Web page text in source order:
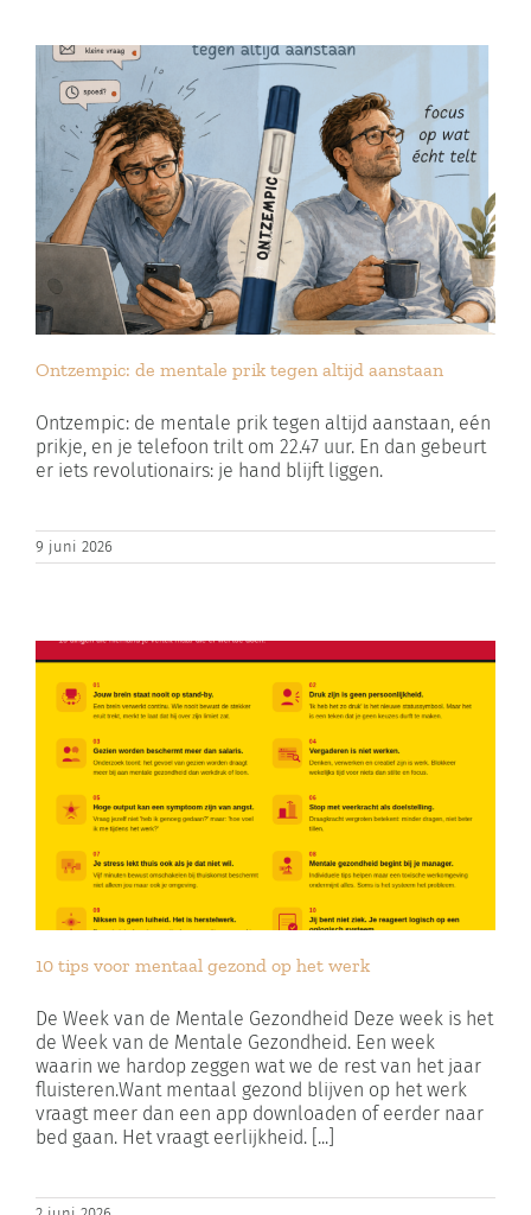
Ontzempic: de mentale prik tegen altijd aanstaan
Ontzempic: de mentale prik tegen altijd aanstaan, eén
prikje, en je telefoon trilt om 22.47 uur. En dan gebeurt
er iets revolutionairs: je hand blijft liggen.
9 juni 2026
10 tips voor mentaal gezond op het werk
De Week van de Mentale Gezondheid Deze week is het
de Week van de Mentale Gezondheid. Een week
waarin we hardop zeggen wat we de rest van het jaar
fluisteren.Want mentaal gezond blijven op het werk
vraagt meer dan een app downloaden of eerder naar
bed gaan. Het vraagt eerlijkheid. [...]